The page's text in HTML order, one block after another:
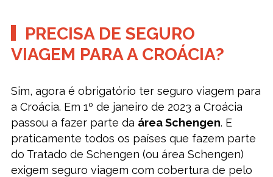
PRECISA DE SEGURO
VIAGEM PARA A CROÁCIA?
Sim, agora é obrigatório ter seguro viagem para
a Croácia. Em 1º de janeiro de 2023 a Croácia
passou a fazer parte da área Schengen. E
praticamente todos os países que fazem parte
do Tratado de Schengen (ou área Schengen)
exigem seguro viagem com cobertura de pelo